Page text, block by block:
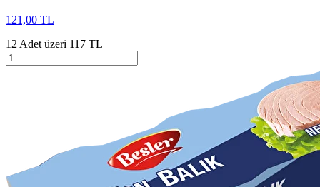
121,00 TL
12 Adet üzeri 117 TL